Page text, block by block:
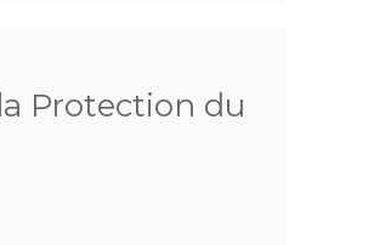
Protection du